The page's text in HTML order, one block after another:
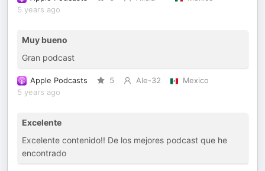
5 years ago
Muy bueno
Gran podcast
Apple Podcasts 5 Ale-32
Mexico
5 years ago
Excelente
Excelente contenido!! De los mejores podcast que he
encontrado